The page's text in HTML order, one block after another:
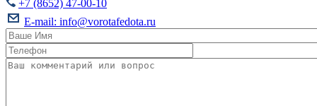
+7 (8652) 47-00-10
E-mail: info@vorotafedota.ru